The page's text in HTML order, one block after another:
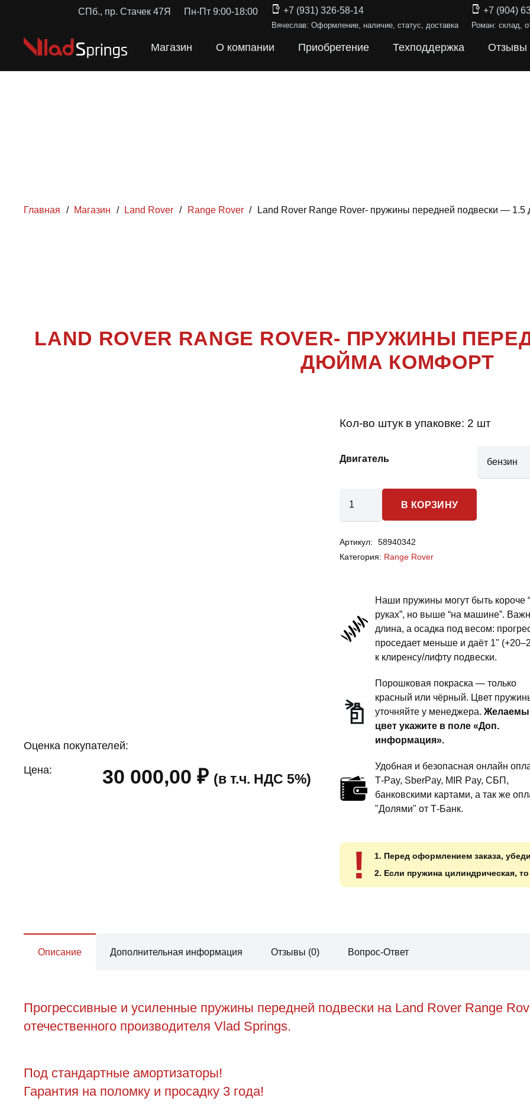
СПб., пр. Стачек 47Я Пн-Пт 9:00-18:00 +7 (931) 326-58-14
Вячеслав: Оформление, наличие, статус, доставка
+7 (904)
Роман: склад,
Магазин О компании Приобретение Техподдержка Отзывы
Главная / Магазин / Land Rover / Range Rover / Land Rover Range Rover- пружины передней подвески —
RANGE
LAND ROVER RANGE ROVER- ПРУЖИНЫ
ДЮЙМА КОМФОРТ
Оценка покупателей:
Цена: 30 000,00₽ (в т.ч. НДС 5%)
Кол-во штук в упаковке: 2 шт
Двигатель
Rover
Range
пружины
передней
подвески
комфорт
В КОРЗИНУ
Артикул:
58940342
Категория: Range Rover
Наши пружины могут быть короче
руках”, но выше “на машине”.
длина, а осадка под весом:
проседает меньше и даёт 1"
к клиренсу/лифту подвески.
Порошковая покраска — только
красный или чёрный. Цвет
уточняйте у менеджера.
цвет укажите в поле «Доп.
информация».
Удобная и безопасная онлайн
T‑Pay, SberPay, MIR Pay, СБП,
банковскими картами, а так же
"Долями" от Т-Банк.
!
1. Перед оформлением заказа,
2. Если пружина цилиндрическая,
Описание Дополнительная информация Отзывы (0) Вопрос-Ответ
Прогрессивные и усиленные пружины передней подвески на Land Rover Range
отечественного производителя Vlad Springs.
Под стандартные амортизаторы!
Гарантия на поломку и просадку 3 года!